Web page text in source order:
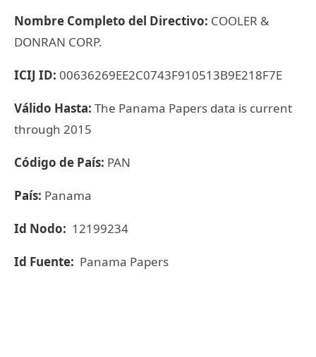
Nombre Completo del Directivo: COOLER &
DONRAN CORP.
ICIJ ID: 00636269EE2C0743F910513B9E218F7E
Válido Hasta: The Panama Papers data is current
through 2015
Código de País: PAN
País: Panama
Id Nodo: 12199234
Id Fuente: Panama Papers